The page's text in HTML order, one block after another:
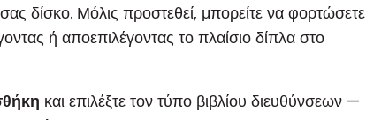
δίσκο. Μόλις προστεθεί, μπορείτε να φορτώσετε
ή αποεπιλέγοντας το πλαίσιο δίπλα στο
και επιλέξτε τον τύπο βιβλίου διευθύνσεων —